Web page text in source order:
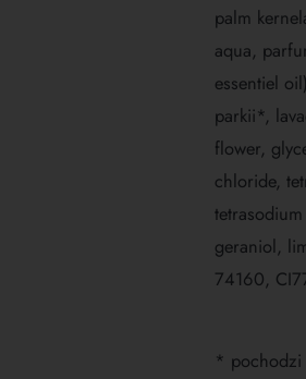
palm
aqua,
essentiel
parkii*,
flower,
chloride,
geraniol,
74160,
*